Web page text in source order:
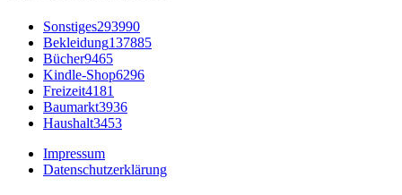
Sonstiges293990
Bekleidung137885
Bücher9465
Kindle-Shop6296
Freizeit4181
Baumarkt3936
Haushalt3453
Impressum
Datenschutzerklärung